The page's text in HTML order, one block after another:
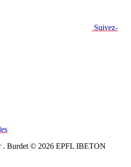
Suivez-
. Burdet © 2026 EPFL IBETON